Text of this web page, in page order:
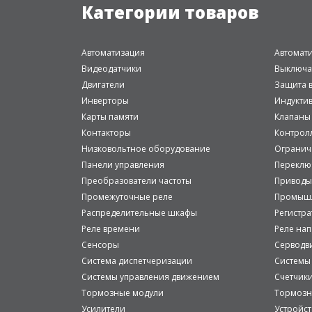
Категории товаров
Автоматизация
Видеодатчики
Двигатели
Защита
Инверторы
Карты памяти
Клапаны
Контакторы
Низковольтное оборудование
Панели управления
Преобразователи частоты
Приводы
Промежуточные реле
Распределительные шкафы
Реле времени
Реле
Сенсоры
Система диспетчеризации
Системы
Системы управления движением
Счетчики
Тормозные модули
Усилители